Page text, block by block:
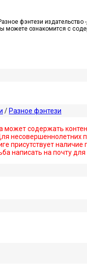
фэнтези издательство
можете ознакомится с
/ Разное фэнтези
может содержать
несовершеннолетних
присутствует наличие
написать на почту